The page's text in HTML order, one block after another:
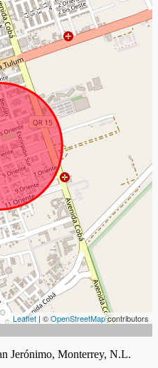
Leaflet | ©OpenStreetMapcontributors
Jerónimo, Monterrey, N.L.